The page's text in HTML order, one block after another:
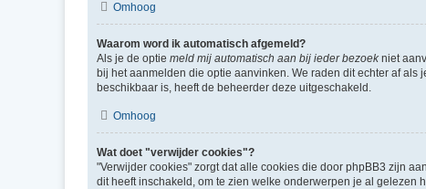
Omhoog
Waarom word ik automatisch afgemeld?
Als je de optie meld mij automatisch aan bij ieder bezoekniet
bij het aanmelden die optie aanvinken. We raden dit echter af
beschikbaar is, heeft de beheerder deze uitgeschakeld.
Omhoog
Wat doet "verwijder cookies"?
"Verwijder cookies" zorgt dat alle cookies die door phpBB3 zijn
dit heeft inschakeld, om te zien welke onderwerpen je al gelezen